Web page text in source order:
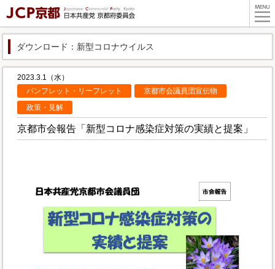
ダウンロード：新型コロナウイルス
2023.3.1（水）
パンフレット・リーフレット
京都市会議員団宣伝物
政策・見解
京都市会報告「新型コロナ感染症対策の実績と提案」